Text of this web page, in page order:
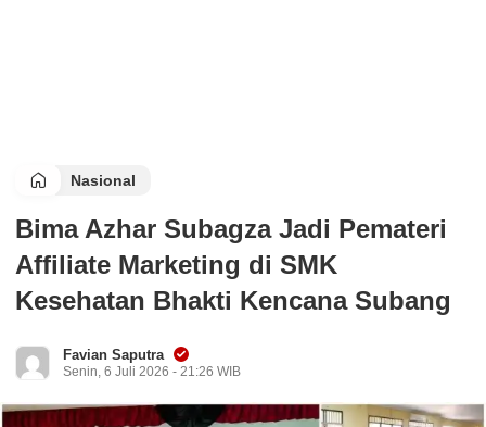
Nasional
Bima Azhar Subagza Jadi Pemateri
Affiliate Marketing di SMK
Kesehatan Bhakti Kencana Subang
Favian Saputra
Senin, 6 Juli 2026 - 21:26 WIB